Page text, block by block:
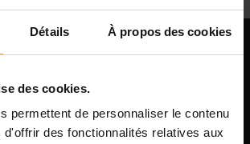
Détails À propos des cookies
des cookies.
permettent de personnaliser le contenu
d'offrir des fonctionnalités relatives aux
Solutions OÜ